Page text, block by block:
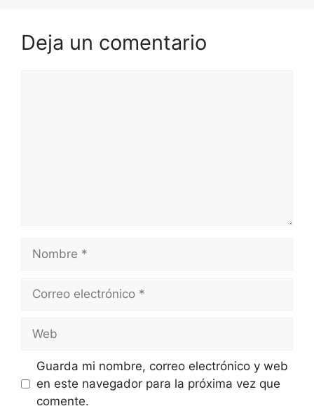
Deja un comentario
Nombre
Correo
Web
Guarda mi nombre, correo electrónico y web
en este navegador para la próxima vez que
comente.